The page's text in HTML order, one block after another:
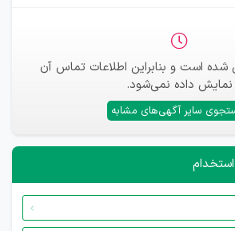
است و بنابراین اطلاعات تماس آن
نمایش داده نمی‌شود.
سایر آگهی‌های مشابه